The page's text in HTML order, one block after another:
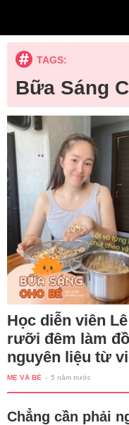
TAGS:
Bữa Sáng
Học diễn viên
rưỡi đêm làm
nguyên liệu từ
MẸ VÀ BÉ - 5 năm trước
Chẳng cần phải